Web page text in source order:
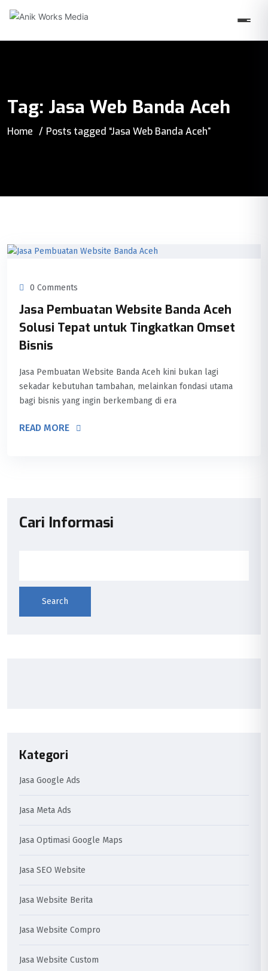
Tag: Jasa Web Banda Aceh
Home Posts tagged “Jasa Web Banda Aceh”
0 Comments
Jasa Pembuatan Website Banda Aceh
Solusi Tepat untuk Tingkatkan Omset
Bisnis
Jasa Pembuatan Website Banda Aceh kini bukan lagi
sekadar kebutuhan tambahan, melainkan fondasi utama
bagi bisnis yang ingin berkembang di era
READ MORE
Cari Informasi
Search
Kategori
Jasa Google Ads
Jasa Meta Ads
Jasa Optimasi Google Maps
Jasa SEO Website
Jasa Website Berita
Jasa Website Compro
Jasa Website Custom